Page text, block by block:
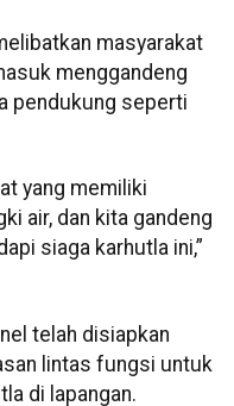
masyarakat
menggandeng
pendukung seperti
yang memiliki
air, dan kita gandeng
siaga karhutla ini,”
telah disiapkan
lintas fungsi untuk
di lapangan.